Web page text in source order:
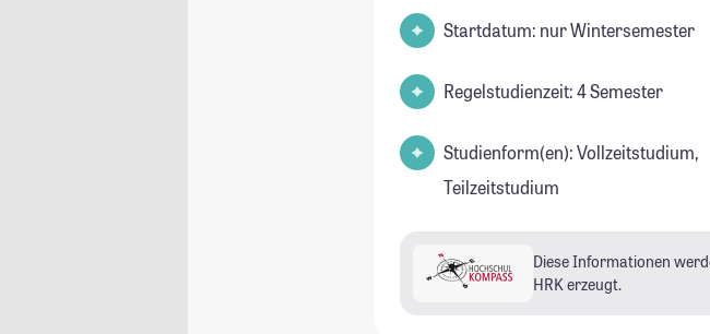
Startdatum: nur Wintersemester
Regelstudienzeit: 4 Semester
Studienform(en): Vollzeitstudium,
Teilzeitstudium
Diese Informationen
HRK erzeugt.